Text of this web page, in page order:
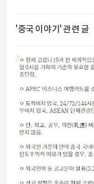
'중국 이야기' 관련 글